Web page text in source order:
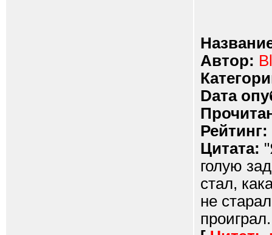
Автор:
Dата
Рейтинг:
Цитата:
голую
стал,
не